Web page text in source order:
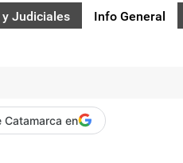
Judiciales Info General
Catamarca en